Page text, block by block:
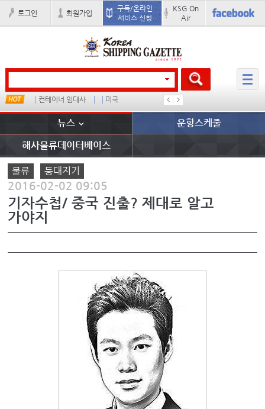
로그인 회원가입
구독/온라인
서비스 신청
KSG On
Air
대사 미국 배 경상이익
뉴스 운항스케줄
해사물류데이터베이스
물류 등대지기
2016-02-02 09:05
기자수첩/ 중국 진출? 제대로 알고
가야지